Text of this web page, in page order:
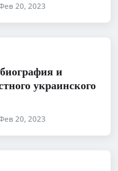
20, 2023
и
украинского
20, 2023